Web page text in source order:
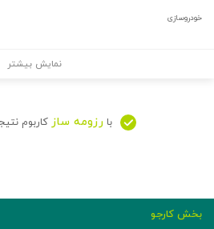
خودروسازی
نمایش بیشتر
با رزومه ساز کاربوم
بخش کارجو